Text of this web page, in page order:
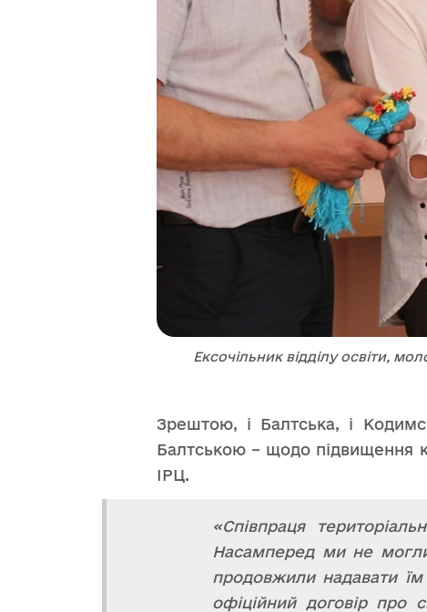
Ексочільник відділу освіти,
Зрештою, і Балтська, і
Балтською – щодо підвищення
ІРЦ.
«Співпраця
Насамперед ми не могли
продовжили надавати
офіційний договір про